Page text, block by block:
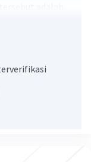
kelebihan yang
tertentu dan
fungsinya.
di muka
tersebut